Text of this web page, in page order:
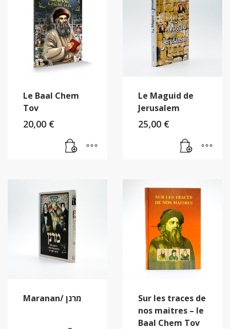
Le Baal Chem
Tov
20,00 €
Le Maguid de
Jerusalem
25,00 €
Maranan/ מרנן
Sur les traces de
nos maitres – le
Baal Chem Tov